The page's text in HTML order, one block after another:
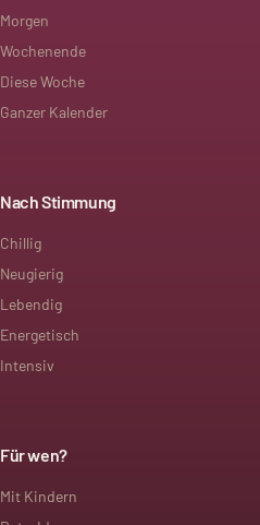
Morgen
Wochenende
Diese Woche
Ganzer Kalender
Nach Stimmung
Chillig
Neugierig
Lebendig
Energetisch
Intensiv
Für wen?
Mit Kindern